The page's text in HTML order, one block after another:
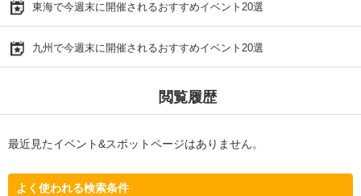
東海で今週末に開催されるおすすめイベント20選
九州で今週末に開催されるおすすめイベント20選
閲覧履歴
最近見たイベント&スポットページはありません。
よく使われる検索条件